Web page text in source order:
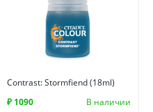
Contrast: Stormfiend (18ml)
₽ 1090
В наличии